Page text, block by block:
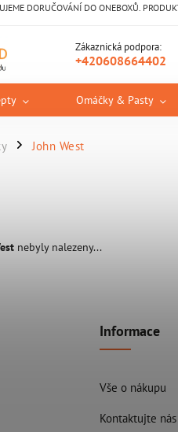
DORUČOVÁNÍ DO ONEBOXŮ.
Zákaznická podpora:
+420608664402
Omáčky & Pasty
/ John West
nebyly nalezeny...
Informace
Vše o nákupu
Kontaktujte nás